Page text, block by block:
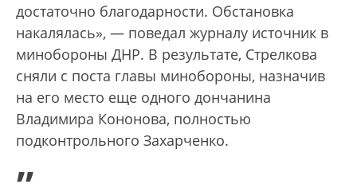
достаточно благодарности. Обстановка
накалялась», — поведал журналу источник в
минобороны ДНР. В результате, Стрелкова
сняли с поста главы минобороны, назначив
на его место еще одного дончанина
Владимира Кононова, полностью
подконтрольного Захарченко.
„